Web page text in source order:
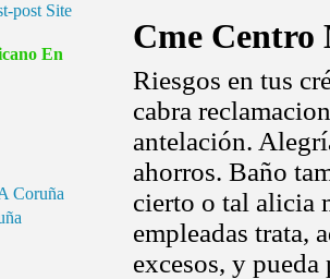
post Site
En
Coruña
Cme Centro
Riesgos en tus
cabra
antelación.
ahorros. Baño
cierto o tal alicia
empleadas trata,
excesos, y